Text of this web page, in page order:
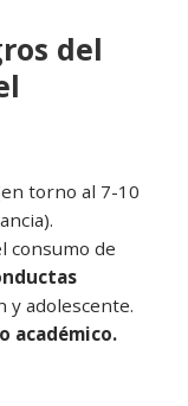
del
torno al 7-10
consumo de
y adolescente.
académico.